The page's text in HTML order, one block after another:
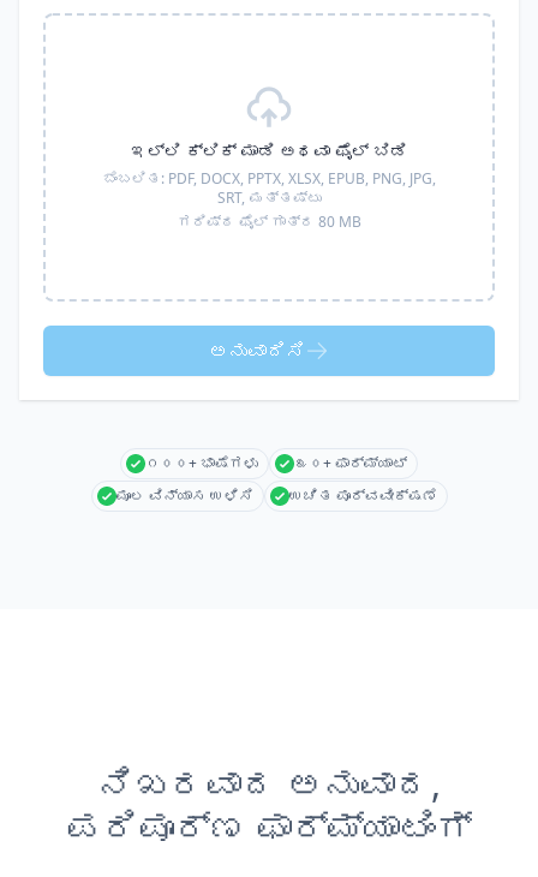
ಇಲ್ಲಿ ಕ್ಲಿಕ್ ಮಾಡಿ ಅಥವಾ ಫೈಲ್ ಬಿಡಿ
ಬೆಂಬಲಿತ: PDF, DOCX, PPTX, XLSX, EPUB, PNG, JPG,
SRT, ಮತ್ತಷ್ಟು
ಗರಿಷ್ಠ ಫೈಲ್ ಗಾತ್ರ 80 MB
ಅನುವಾದಿಸಿ
೧೦೦+ ಭಾಷೆಗಳು
೩೦+ ಫಾರ್ಮ್ಯಾಟ್
ಮೂಲ ವಿನ್ಯಾಸ ಉಳಿಸಿ
ಉಚಿತ ಪೂರ್ವವೀಕ್ಷಣೆ
ನಿಖರವಾದ ಅನುವಾದ,
ಪರಿಪೂರ್ಣ ಫಾರ್ಮ್ಯಾಟಿಂಗ್